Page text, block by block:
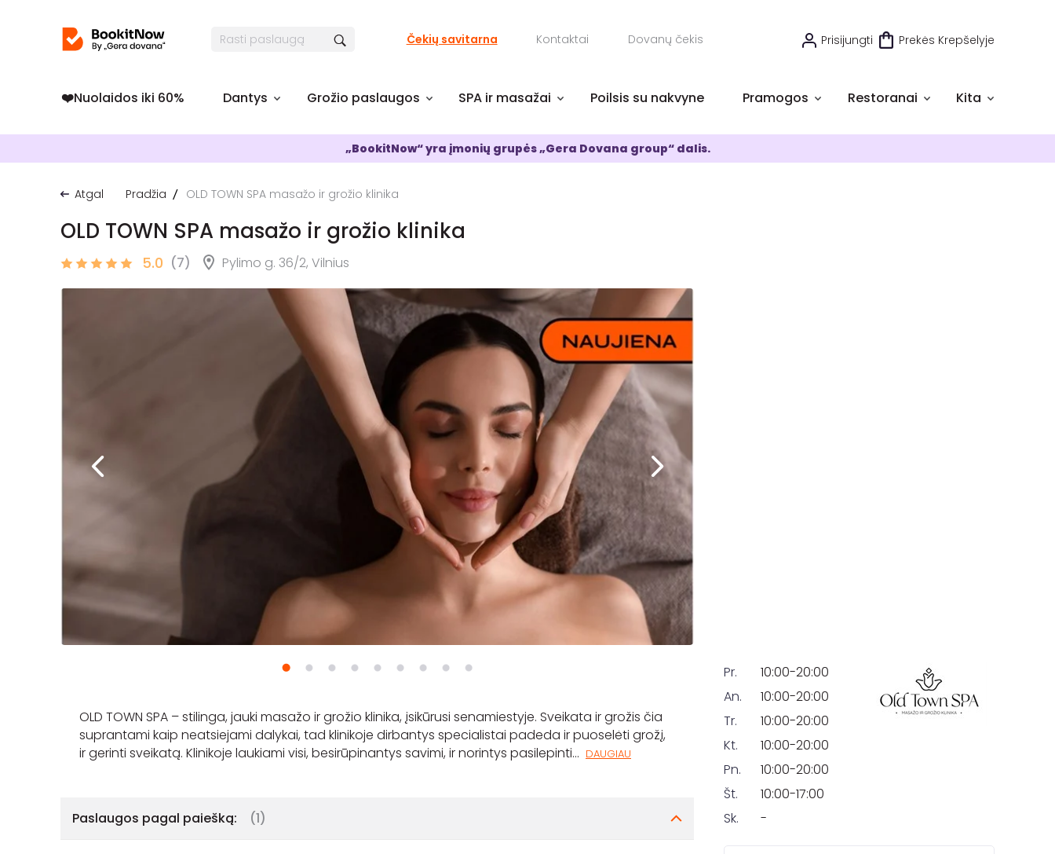
Čekių savitarna Kontaktai Dovanų čekis Prisijungti Prekės Krepšelyje
❤️️Nuolaidos iki 60% Dantys Grožio paslaugos SPA ir masažai Poilsis su nakvyne Pramogos Restoranai Kita
„BookitNow“ yra įmonių grupės „Gera Dovana group“ dalis.
Atgal Pradžia OLD TOWN SPA masažo ir grožio klinika
OLD TOWN SPA masažo ir grožio klinika
5.0 (7) Pylimo g. 36/2, Vilnius
OLD TOWN SPA – stilinga, jauki masažo ir grožio klinika, įsikūrusi senamiestyje. Sveikata ir grožis čia
suprantami kaip neatsiejami dalykai, tad klinikoje dirbantys specialistai padeda ir puoselėti grožį,
ir gerinti sveikatą. Klinikoje laukiami visi, besirūpinantys savimi, ir norintys pasilepinti... DAUGIAU
Paslaugos pagal paiešką: (1)
Pr.
10:00-20:00
An.
10:00-20:00
Tr.
10:00-20:00
Kt.
10:00-20:00
Pn.
10:00-20:00
Št.
10:00-17:00
Sk.
-